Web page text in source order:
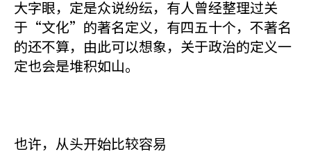
大字眼，定是众说纷纭，有人曾经整理过关
于“文化”的著名定义，有四五十个，不著名
的还不算，由此可以想象，关于政治的定义一
定也会是堆积如山。
也许，从头开始比较容易